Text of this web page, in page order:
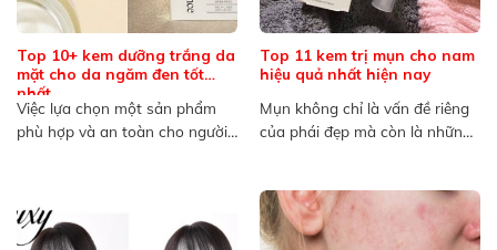
Top 10+ kem dưỡng trắng da
mặt cho da ngăm đen tốt
nhất
Việc lựa chọn một sản phẩm
phù hợp và an toàn cho người
Top 11 kem trị mụn cho nam
hiệu quả nhất hiện nay
Mụn không chỉ là vấn đề riêng
của phái đẹp mà còn là những